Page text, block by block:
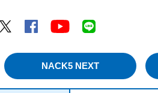
Twitter
Facebook YouTube
NACK5 NEXT